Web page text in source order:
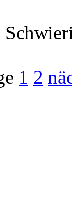
1 2